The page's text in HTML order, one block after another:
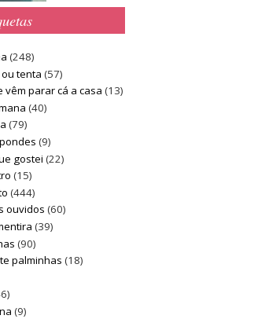
(248)
tenta (57)
vêm parar cá a casa (13)
(40)
(79)
(9)
gostei (22)
(15)
(444)
ouvidos (60)
(39)
(90)
palminhas (18)
(9)